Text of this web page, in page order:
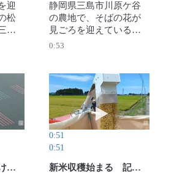
迎
松
島
除
外
は
。
静岡県三島市川原ケ谷
の農地で、そばの花が
見ごろを迎えている。
江戸時代に東海道を行
島そば」の復活を目指
し、地元のNPO法人グ
ラウンドワーク三島
（GW三島）が栽培して
いる。【撮影・石川
宏】2025年11月7日公開
0:53
再生 有明海のノリ種付け作業が解禁
有明海のノリ種付け作業が解禁
動画を再生 新
0:51
0:51
新米収穫始まる 記録的高温と水不足、価格上昇…不安尽きず 山形